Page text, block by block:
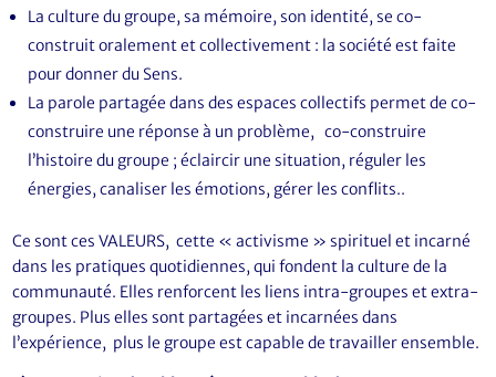
La culture du groupe, sa mémoire, son identité, se co-
construit oralement et collectivement : la société est faite
pour donner du Sens.
La parole partagée dans des espaces collectifs permet de co-
construire une réponse à un problème, co-construire
l’histoire du groupe ; éclaircir une situation, réguler les
énergies, canaliser les émotions, gérer les conflits..
Ce sont ces VALEURS, cette « activisme » spirituel et incarné
dans les pratiques quotidiennes, qui fondent la culture de la
communauté. Elles renforcent les liens intra-groupes et extra-
groupes. Plus elles sont partagées et incarnées dans
l’expérience, plus le groupe est capable de travailler ensemble.